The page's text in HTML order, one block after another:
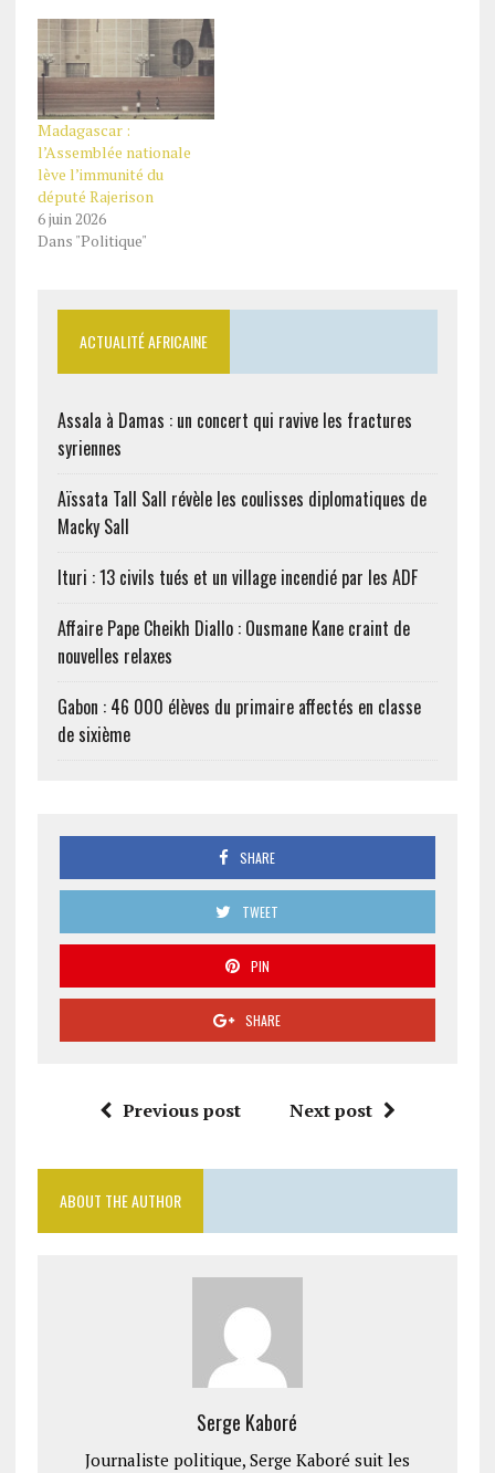
Madagascar :
l’Assemblée nationale
lève l’immunité du
député Rajerison
6 juin 2026
Dans "Politique"
ACTUALITÉ AFRICAINE
Assala à Damas : un concert qui ravive les fractures
syriennes
Aïssata Tall Sall révèle les coulisses diplomatiques de
Macky Sall
Ituri : 13 civils tués et un village incendié par les ADF
Affaire Pape Cheikh Diallo : Ousmane Kane craint de
nouvelles relaxes
Gabon : 46 000 élèves du primaire affectés en classe
de sixième
SHARE
TWEET
PIN
SHARE
Previous post Next post
ABOUT THE AUTHOR
Serge Kaboré
Journaliste politique, Serge Kaboré suit les